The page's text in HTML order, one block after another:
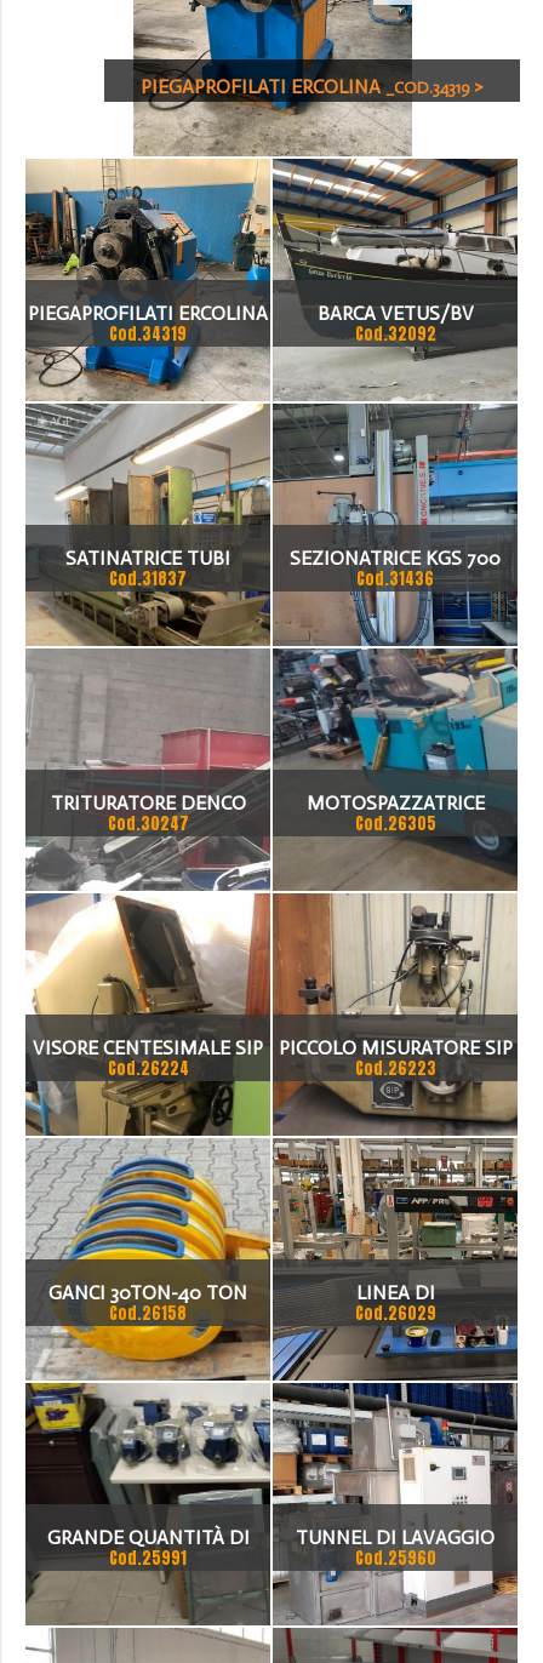
PIEGAPROFILATI ERCOLINA _COD.34319 >
PIEGAPROFILATI ERCOLINA
Cod.34319
BARCA VETUS/BV
Cod.32092
SATINATRICE TUBI
Cod.31837
SEZIONATRICE KGS 700
GMC 170
Cod.31436
TRITURATORE DENCO
PLAN 2000
Cod.30247
MOTOSPAZZATRICE
DIESEL DK 125
Cod.26305
VISORE CENTESIMALE SIP
Cod.26224
PICCOLO MISURATORE SIP
Cod.26223
GANCI 30TON-40 TON
Cod.26158
LINEA DI
MOVIMENTAZIONE
PRODOTTI AD ANELLO,
MARCA PRODEL
Cod.26029
GRANDE QUANTITÀ DI
MORSE NUOVE
Cod.25991
TUNNEL DI LAVAGGIO
TECNOFIRMA
Cod.25960